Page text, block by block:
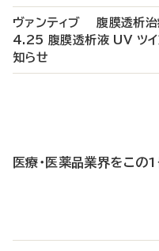
ヴァンティブ 腹膜透析治
4.25 腹膜透析液 UV ツイ
知らせ
医療・医薬品業界をこの1